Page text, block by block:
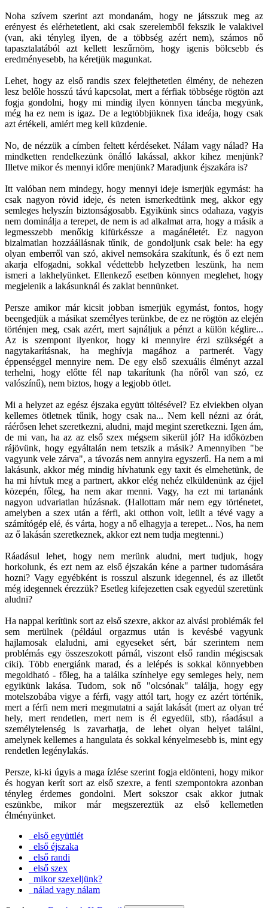
Noha szívem szerint azt mondanám, hogy ne játsszuk meg az
erényest és elérhetetlent, aki csak szerelemből fekszik le valakivel
(van, aki tényleg ilyen, de a többség azért nem), számos nő
tapasztalatából azt kellett leszűrnöm, hogy igenis bölcsebb és
eredményesebb, ha kéretjük magunkat.
Lehet, hogy az első randis szex felejthetetlen élmény, de nehezen
lesz belőle hosszú távú kapcsolat, mert a férfiak többsége rögtön azt
fogja gondolni, hogy mi mindig ilyen könnyen táncba megyünk,
még ha ez nem is igaz. De a legtöbbjüknek fixa ideája, hogy csak
azt értékeli, amiért meg kell küzdenie.
No, de nézzük a címben feltett kérdéseket. Nálam vagy nálad? Ha
mindketten rendelkezünk önálló lakással, akkor kihez menjünk?
Illetve mikor és mennyi időre menjünk? Maradjunk éjszakára is?
Itt valóban nem mindegy, hogy mennyi ideje ismerjük egymást: ha
csak nagyon rövid ideje, és neten ismerkedtünk meg, akkor egy
semleges helyszín biztonságosabb. Egyikünk sincs odahaza, vagyis
nem dominálja a terepet, de nem is ad alkalmat arra, hogy a másik a
legmesszebb menőkig kifürkéssze a magánéletét. Ez nagyon
bizalmatlan hozzáállásnak tűnik, de gondoljunk csak bele: ha egy
olyan emberről van szó, akivel nemsokára szakítunk, és ő ezt nem
akarja elfogadni, sokkal védettebb helyzetben leszünk, ha nem
ismeri a lakhelyünket. Ellenkező esetben könnyen meglehet, hogy
megjelenik a lakásunknál és zaklat bennünket.
Persze amikor már kicsit jobban ismerjük egymást, fontos, hogy
beengedjük a másikat személyes terünkbe, de ez ne rögtön az elején
történjen meg, csak azért, mert sajnáljuk a pénzt a külön kéglire...
Az is szempont ilyenkor, hogy ki mennyire érzi szükségét a
nagytakarításnak, ha meghívja magához a partnerét. Vagy
éppenséggel mennyire nem. De egy első szexuális élményt azzal
terhelni, hogy előtte fél nap takarítunk (ha nőről van szó, ez
valószínű), nem biztos, hogy a legjobb ötlet.
Mi a helyzet az egész éjszaka együtt töltésével? Ez elviekben olyan
kellemes ötletnek tűnik, hogy csak na... Nem kell nézni az órát,
ráérősen lehet szeretkezni, aludni, majd megint szeretkezni. Igen ám,
de mi van, ha az az első szex mégsem sikerül jól? Ha időközben
rájövünk, hogy egyáltalán nem tetszik a másik? Amennyiben "be
vagyunk vele zárva", a távozás nem annyira egyszerű. Ha nem a mi
lakásunk, akkor még mindig hívhatunk egy taxit és elmehetünk, de
ha mi hívtuk meg a partnert, akkor elég nehéz elküldenünk az éjjel
közepén, főleg, ha nem akar menni. Vagy, ha ezt mi tartanánk
nagyon udvariatlan húzásnak. (Hallottam már nem egy történetet,
amelyben a szex után a férfi, aki otthon volt, leült a tévé vagy a
számítógép elé, és várta, hogy a nő elhagyja a terepet... Nos, ha nem
az ő lakásán szeretkeznek, akkor ezt nem tudja megtenni.)
Ráadásul lehet, hogy nem merünk aludni, mert tudjuk, hogy
horkolunk, és ezt nem az első éjszakán kéne a partner tudomására
hozni? Vagy egyébként is rosszul alszunk idegennel, és az illetőt
még idegennek érezzük? Esetleg kifejezetten csak egyedül szeretünk
aludni?
Ha nappal kerítünk sort az első szexre, akkor az alvási problémák fel
sem merülnek (például orgazmus után is kevésbé vagyunk
hajlamosak elaludni, ami egyeseket sért, bár szerintem nem
problémás egy összeszokott párnál, viszont első randin mégiscsak
ciki). Több energiánk marad, és a lelépés is sokkal könnyebben
megoldható - főleg, ha a találka színhelye egy semleges hely, nem
egyikünk lakása. Tudom, sok nő "olcsónak" találja, hogy egy
motelszobába vigye a férfi, vagy attól tart, hogy ez azért történik,
mert a férfi nem meri megmutatni a saját lakását (mert az olyan tré
hely, mert rendetlen, mert nem is él egyedül, stb), ráadásul a
személytelenség is zavarhatja, de lehet olyan helyet találni,
amelynek kellemes a hangulata és sokkal kényelmesebb is, mint egy
rendetlen legénylakás.
Persze, ki-ki úgyis a maga ízlése szerint fogja eldönteni, hogy mikor
és hogyan kerít sort az első szexre, a fenti szempontokra azonban
tényleg érdemes gondolni. Mert sokszor csak akkor jutnak
eszünkbe, mikor már megszereztük az első kellemetlen
élményünket.
első együttlét
első éjszaka
első randi
első szex
mikor szexeljünk?
nálad vagy nálam